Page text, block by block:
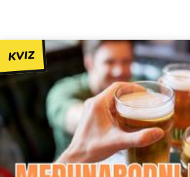
KVIZ